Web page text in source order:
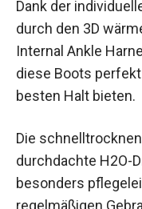
Dank der
durch den 3D
Internal Ankle
diese Boots
besten Halt bieten.
Die
durchdachte H2O-
besonders
regelmäßigen